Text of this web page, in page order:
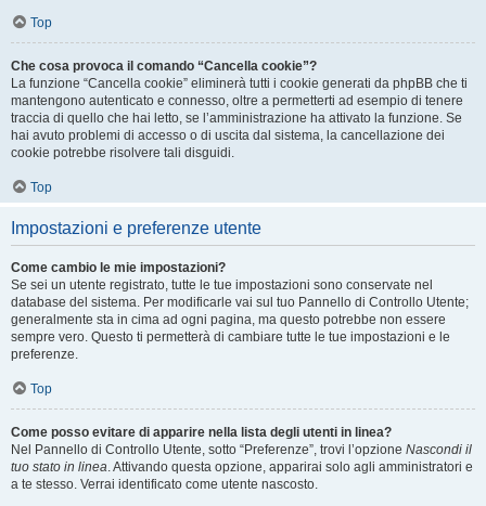
Top
Che cosa provoca il comando “Cancella cookie”?
La funzione “Cancella cookie” eliminerà tutti i cookie generati da phpBB che ti
mantengono autenticato e connesso, oltre a permetterti ad esempio di tenere
traccia di quello che hai letto, se l’amministrazione ha attivato la funzione. Se
hai avuto problemi di accesso o di uscita dal sistema, la cancellazione dei
cookie potrebbe risolvere tali disguidi.
Top
Impostazioni e preferenze utente
Come cambio le mie impostazioni?
Se sei un utente registrato, tutte le tue impostazioni sono conservate nel
database del sistema. Per modificarle vai sul tuo Pannello di Controllo Utente;
generalmente sta in cima ad ogni pagina, ma questo potrebbe non essere
sempre vero. Questo ti permetterà di cambiare tutte le tue impostazioni e le
preferenze.
Top
Come posso evitare di apparire nella lista degli utenti in linea?
Nel Pannello di Controllo Utente, sotto “Preferenze”, trovi l’opzione Nascondi il
tuo stato in linea. Attivando questa opzione, apparirai solo agli amministratori e
a te stesso. Verrai identificato come utente nascosto.